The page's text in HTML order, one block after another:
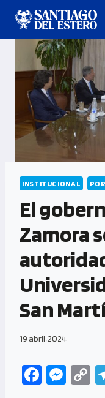
INSTITUCIONAL
El
Zamora
San
19 abril, 2024
Fa M
C